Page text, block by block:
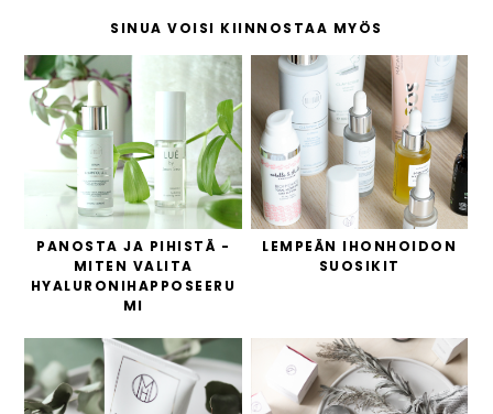
SINUA VOISI KIINNOSTAA MYÖS
PANOSTA JA PIHISTÄ -
MITEN VALITA
HYALURONIHAPPOSEERU
MI
LEMPEÄN IHONHOIDON
SUOSIKIT